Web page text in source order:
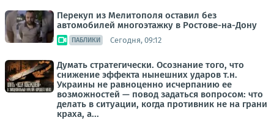
Перекуп из Мелитополя оставил без
автомобилей многоэтажку в Ростове-на-Дону
ПАБЛИКИ Сегодня, 09:12
Думать стратегически. Осознание того, что
снижение эффекта нынешних ударов т.н.
Украины не равноценно исчерпанию ее
возможностей — повод задаться вопросом: что
делать в ситуации, когда противник не на грани
краха, а...